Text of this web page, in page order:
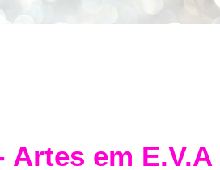
Artes em E.V.A